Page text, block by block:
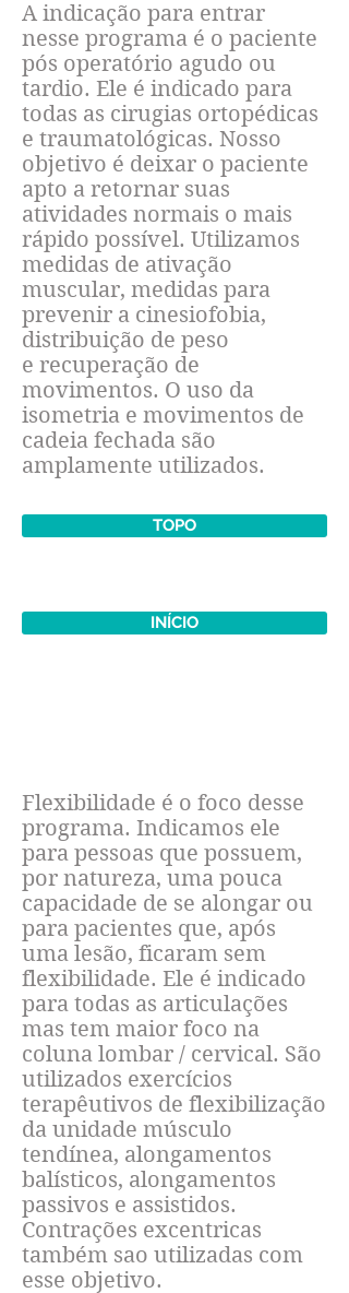
A indicação para entrar
nesse programa é o paciente
pós operatório agudo ou
tardio. Ele é indicado para
todas as cirugias ortopédicas
e traumatológicas. Nosso
objetivo é deixar o paciente
apto a retornar suas
atividades normais o mais
rápido possível. Utilizamos
medidas de ativação
muscular, medidas para
prevenir a cinesiofobia,
distribuição de peso
e recuperação de
movimentos. O uso da
isometria e movimentos de
cadeia fechada são
amplamente utilizados.
TOPO
INÍCIO
Flexibilidade é o foco desse
programa. Indicamos ele
para pessoas que possuem,
por natureza, uma pouca
capacidade de se alongar ou
para pacientes que, após
uma lesão, ficaram sem
flexibilidade. Ele é indicado
para todas as articulações
mas tem maior foco na
coluna lombar / cervical. São
utilizados exercícios
terapêutivos de flexibilização
da unidade músculo
tendínea, alongamentos
balísticos, alongamentos
passivos e assistidos.
Contrações excentricas
também sao utilizadas com
esse objetivo.